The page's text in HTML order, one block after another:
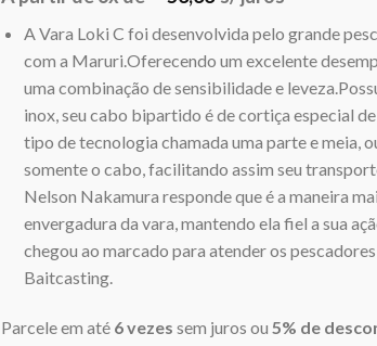
baseado
avaliações
A Vara Loki C foi desenvolvida pelo grande
com a Maruri.Oferecendo um excelente
uma combinação de sensibilidade e
inox, seu cabo bipartido é de cortiça especial
tipo de tecnologia chamada uma parte e meia,
somente o cabo, facilitando assim seu
Nelson Nakamura responde que é a maneira
envergadura da vara, mantendo ela fiel a sua
chegou ao marcado para atender os
Baitcasting.
Parcele em até 6 vezes sem juros ou 5% de